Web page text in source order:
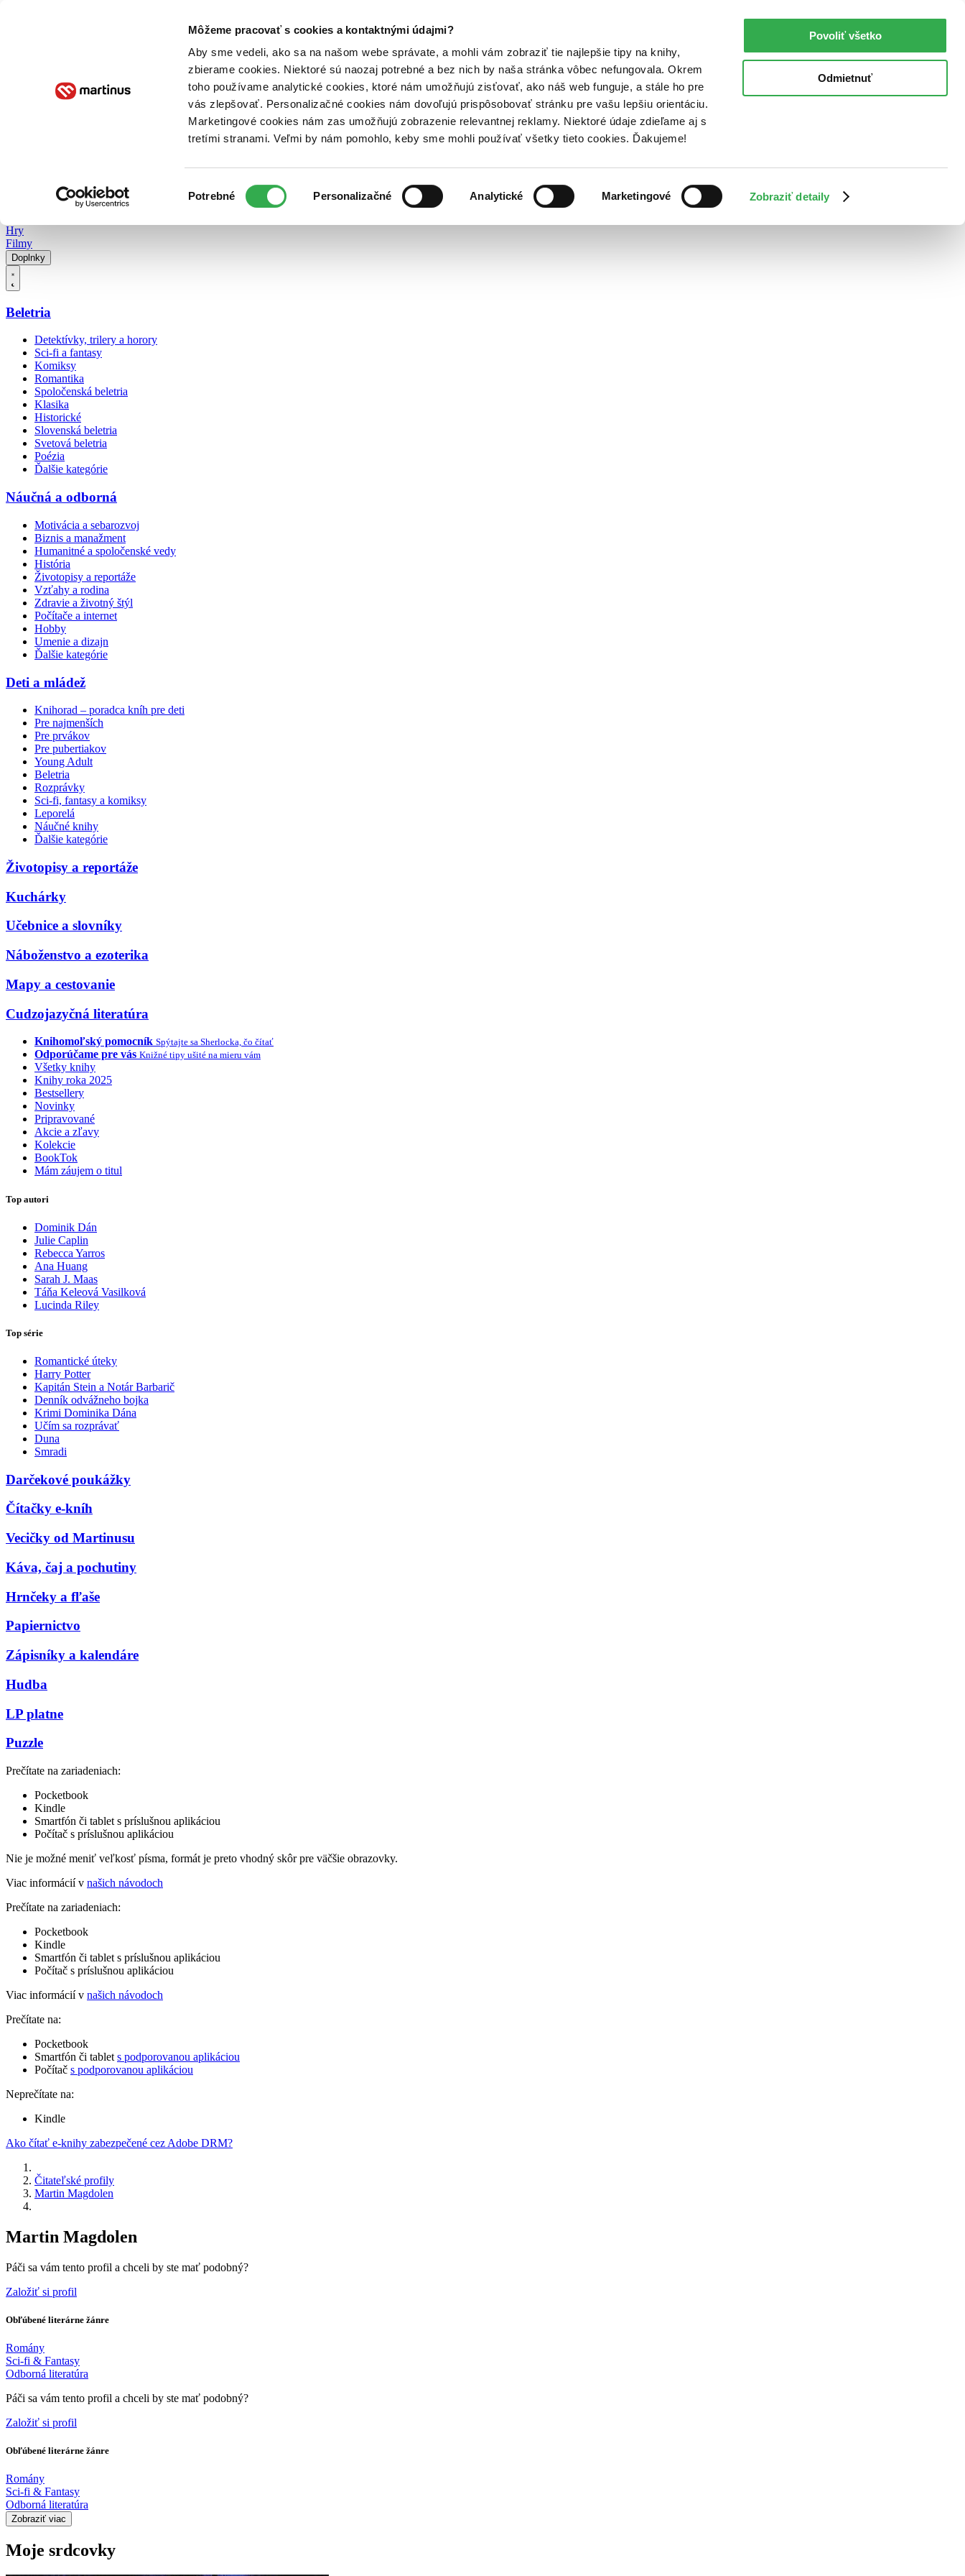
Môžeme pracovať s cookies a kontaktnými údajmi?
Aby sme vedeli, ako sa na našom webe správate, a mohli vám zobraziť tie najlepšie tipy na knihy,
zbierame cookies. Niektoré sú naozaj potrebné a bez nich by naša stránka vôbec nefungovala. Okrem
toho používame analytické cookies, ktoré nám umožňujú zisťovať, ako náš web funguje, a stále ho pre
vás zlepšovať. Personalizačné cookies nám dovoľujú prispôsobovať stránku pre vašu lepšiu orientáciu.
Marketingové cookies nám zas umožňujú zobrazenie relevantnej reklamy. Niektoré údaje zdieľame aj s
tretími stranami. Veľmi by nám pomohlo, keby sme mohli používať všetky tieto cookies. Ďakujeme!
súhlasu
Potrebné Personalizačné Analytické Marketingové Zobraziť detaily
Povoliť všetko
Odmietnuť
Poukážky Kontakt
Hry
Filmy
Doplnky
Beletria
Detektívky, trilery a horory
Sci-fi a fantasy
Komiksy
Romantika
Spoločenská beletria
Klasika
Historické
Slovenská beletria
Svetová beletria
Poézia
Ďalšie kategórie
Náučná a odborná
Motivácia a sebarozvoj
Biznis a manažment
Humanitné a spoločenské vedy
História
Životopisy a reportáže
Vzťahy a rodina
Zdravie a životný štýl
Počítače a internet
Hobby
Umenie a dizajn
Ďalšie kategórie
Deti a mládež
Knihorad – poradca kníh pre deti
Pre najmenších
Pre prvákov
Pre pubertiakov
Young Adult
Beletria
Rozprávky
Sci-fi, fantasy a komiksy
Leporelá
Náučné knihy
Ďalšie kategórie
Životopisy a reportáže
Kuchárky
Učebnice a slovníky
Náboženstvo a ezoterika
Mapy a cestovanie
Cudzojazyčná literatúra
Knihomoľský pomocník Spýtajte sa Sherlocka, čo čítať
Odporúčame pre vás Knižné tipy ušité na mieru vám
Všetky knihy
Knihy roka 2025
Bestsellery
Novinky
Pripravované
Akcie a zľavy
Kolekcie
BookTok
Mám záujem o titul
Top autori
Dominik Dán
Julie Caplin
Rebecca Yarros
Ana Huang
Sarah J. Maas
Táňa Keleová Vasilková
Lucinda Riley
Top série
Romantické úteky
Harry Potter
Kapitán Stein a Notár Barbarič
Denník odvážneho bojka
Krimi Dominika Dána
Učím sa rozprávať
Duna
Smradi
Darčekové poukážky
Čítačky e-kníh
Vecičky od Martinusu
Káva, čaj a pochutiny
Hrnčeky a fľaše
Papiernictvo
Zápisníky a kalendáre
Hudba
LP platne
Puzzle
Prečítate na zariadeniach:
Pocketbook
Kindle
Smartfón či tablet s príslušnou aplikáciou
Počítač s príslušnou aplikáciou
Nie je možné meniť veľkosť písma, formát je preto vhodný skôr pre väčšie obrazovky.
Viac informácií v našich návodoch
Prečítate na zariadeniach:
Pocketbook
Kindle
Smartfón či tablet s príslušnou aplikáciou
Počítač s príslušnou aplikáciou
Viac informácií v našich návodoch
Prečítate na:
Pocketbook
Smartfón či tablet s podporovanou aplikáciou
Počítač s podporovanou aplikáciou
Neprečítate na:
Kindle
Ako čítať e-knihy zabezpečené cez Adobe DRM?
Čitateľské profily
Martin Magdolen
Martin Magdolen
Páči sa vám tento profil a chceli by ste mať podobný?
Založiť si profil
Obľúbené literárne žánre
Romány
Sci-fi & Fantasy
Odborná literatúra
Páči sa vám tento profil a chceli by ste mať podobný?
Založiť si profil
Obľúbené literárne žánre
Romány
Sci-fi & Fantasy
Odborná literatúra
Zobraziť viac
Moje srdcovky